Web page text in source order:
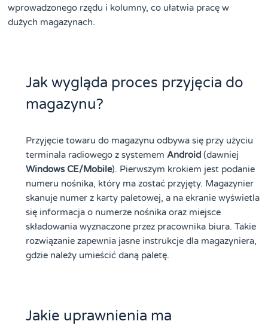
wprowadzonego rzędu i kolumny, co ułatwia pracę w
dużych magazynach.
Jak wygląda proces przyjęcia do
magazynu?
Przyjęcie towaru do magazynu odbywa się przy użyciu
terminala radiowego z systememAndroid (dawniej
Windows CE/Mobile). Pierwszym krokiem jest podanie
numeru nośnika, który ma zostać przyjęty. Magazynier
skanuje numer z karty paletowej, a na ekranie wyświetla
się informacja o numerze nośnika oraz miejsce
składowania wyznaczone przez pracownika biura. Takie
rozwiązanie zapewnia jasne instrukcje dla magazyniera,
gdzie należy umieścić daną paletę.
Jakie uprawnienia ma